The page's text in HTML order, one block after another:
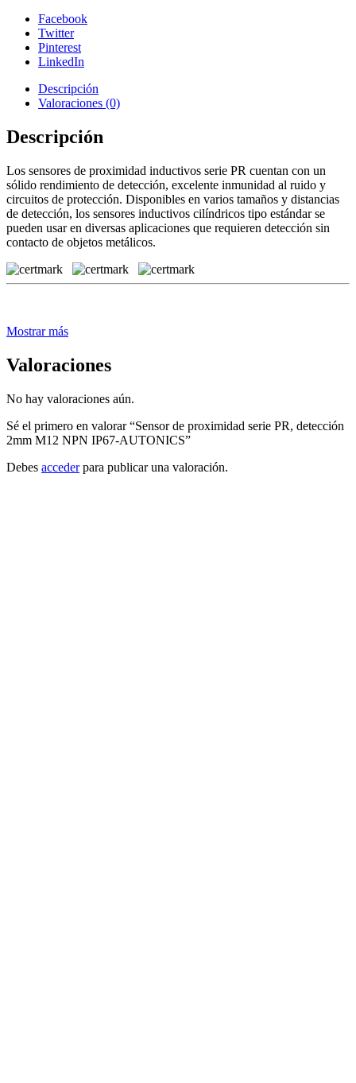
Facebook
Twitter
Pinterest
LinkedIn
Descripción
Valoraciones (0)
Descripción
Los sensores de proximidad inductivos serie PR cuentan con un
sólido rendimiento de detección, excelente inmunidad al ruido y
circuitos de protección. Disponibles en varios tamaños y distancias
de detección, los sensores inductivos cilíndricos tipo estándar se
pueden usar en diversas aplicaciones que requieren detección sin
contacto de objetos metálicos.
Mostrar más
Valoraciones
No hay valoraciones aún.
Sé el primero en valorar “Sensor de proximidad serie PR, detección
2mm M12 NPN IP67-AUTONICS”
Debes accederpara publicar una valoración.